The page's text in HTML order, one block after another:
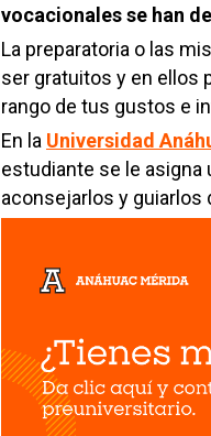
vocacionalesse han
La preparatoria o las
ser gratuitos y en ellos
rango de tus gustos e
En la Universidad
estudiante se le asigna
aconsejarlos y guiarlos